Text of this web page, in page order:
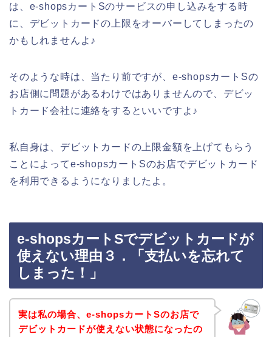
は、e-shopsカートSのサービスの申し込みをする時
に、デビットカードの上限をオーバーしてしまったの
かもしれませんよ♪
そのような時は、当たり前ですが、e-shopsカートSの
お店側に問題があるわけではありませんので、デビッ
トカード会社に連絡をするといいですよ♪
私自身は、デビットカードの上限金額を上げてもらう
ことによってe-shopsカートSのお店でデビットカード
を利用できるようになりましたよ。
e-shopsカートSでデビットカードが
使えない理由３．「支払いを忘れて
しまった！」
実は私の場合、e-shopsカートSのお店で
デビットカードが使えない状態になったの